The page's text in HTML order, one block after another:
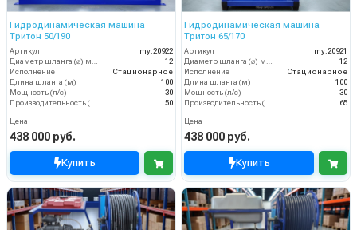
Гидродинамическая машина
Тритон 50/190
Артикул
my.20922
Диаметр шланга (⌀) мм:
12
Исполнение
Стационарное
Длина шланга (м)
100
Мощность (л/с)
30
Производительность (л/мин)
50
Цена
438 000 руб.
Купить
Гидродинамическая машина
Тритон 65/170
Артикул
my.20921
Диаметр шланга (⌀) мм:
12
Исполнение
Стационарное
Длина шланга (м)
100
Мощность (л/с)
30
Производительность (л/мин)
65
Цена
438 000 руб.
Купить